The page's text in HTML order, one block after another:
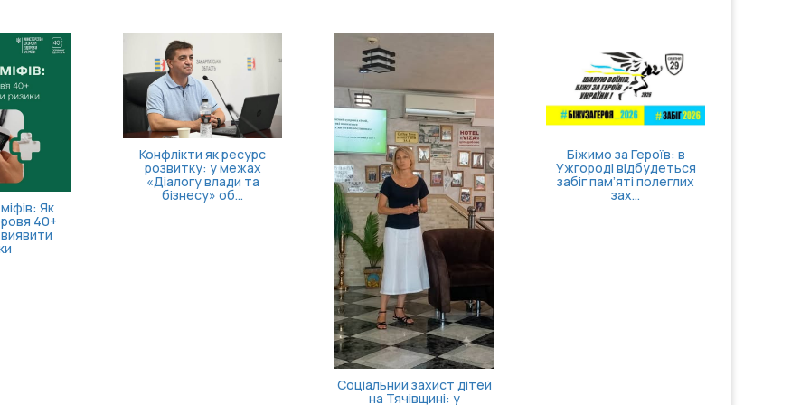
запуск Як опанувати себе та
повернути відчуття
контролю